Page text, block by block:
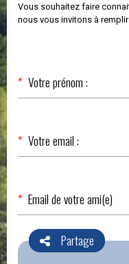
Vous souhaitez faire
nous vous invitons à
Champ
obligatoire
Votre prénom :
*
Champ
obligatoire
Votre email :
*
Champ
obligatoire
Email de votre ami(e)
*
Partage